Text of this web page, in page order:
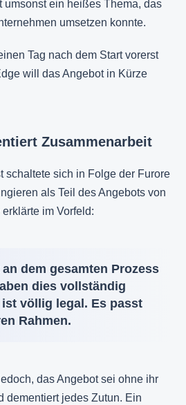
umsonst ein heißes Thema, das
umsetzen konnte.
Tag nach dem Start vorerst
will das Angebot in Kürze
Zusammenarbeit
schaltete sich in Folge der Furore
als Teil des Angebots von
im Vorfeld:
dem gesamten Prozess
dies vollständig
völlig legal. Es passt
Rahmen.
das Angebot sei ohne ihr
dementiert jedes Zutun. Ein